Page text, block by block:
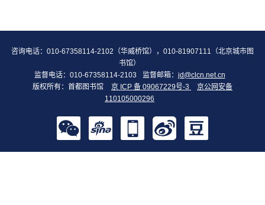
咨询电话：010-67358114-2102（华威桥馆），010-81907111（北京城市图
书馆）
监督电话：010-67358114-2103
监督邮箱： jd@clcn.net.cn
版权所有：首都图书馆
京 ICP 备 09067229号-3
京公网安备
110105000296